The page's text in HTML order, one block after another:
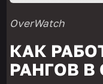
OverWatch
КАК
РАНГОВ В